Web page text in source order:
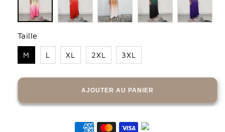
Taille
M L XL 2XL 3XL
AJOUTER AU PANIER